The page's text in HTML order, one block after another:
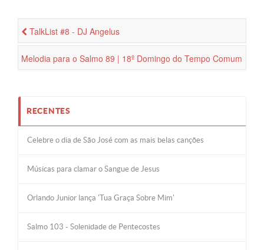
TalkList #8 - DJ Angelus
Melodia para o Salmo 89 | 18º Domingo do Tempo Comum
RECENTES
Celebre o dia de São José com as mais belas canções
Músicas para clamar o Sangue de Jesus
Orlando Junior lança 'Tua Graça Sobre Mim'
Salmo 103 - Solenidade de Pentecostes